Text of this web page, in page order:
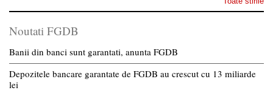
Noutati FGDB
Banii din banci sunt garantati, anunta FGDB
Depozitele bancare garantate de FGDB au crescut cu 13 miliarde
lei